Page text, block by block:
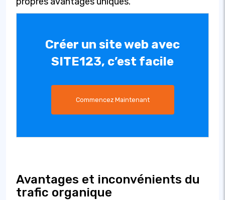
Créer un site web avec
SITE123, c’est facile
Commencez Maintenant
Avantages et inconvénients du
trafic organique